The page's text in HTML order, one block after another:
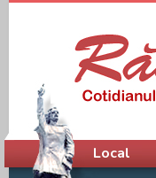
Meniu principal
Local